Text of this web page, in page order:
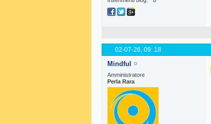
02-07-26, 09: 18
Mindful
Amministratore
Perla Rara